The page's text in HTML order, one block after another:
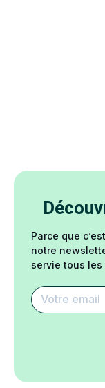
Parce que
notre
servie tous